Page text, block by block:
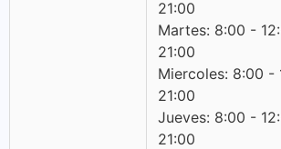
21:00
Martes: 8:00 -
21:00
Miercoles: 8:00 -
21:00
Jueves: 8:00 -
21:00